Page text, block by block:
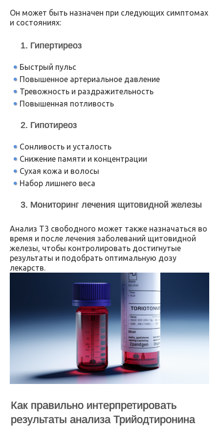
Он может быть назначен при следующих симптомах
и состояниях:
1. Гипертиреоз
Быстрый пульс
Повышенное артериальное давление
Тревожность и раздражительность
Повышенная потливость
2. Гипотиреоз
Сонливость и усталость
Снижение памяти и концентрации
Сухая кожа и волосы
Набор лишнего веса
3. Мониторинг лечения щитовидной железы
Анализ Т3 свободного может также назначаться во
время и после лечения заболеваний щитовидной
железы, чтобы контролировать достигнутые
результаты и подобрать оптимальную дозу
лекарств.
Как правильно интерпретировать
результаты анализа Трийодтиронина